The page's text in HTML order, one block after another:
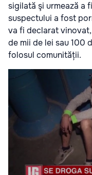
sigilată şi urmează a
suspectului a fost
va fi declarat
de mii de lei sau 100
folosul comunității.